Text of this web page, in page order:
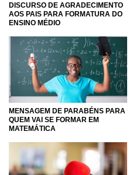
DISCURSO DE AGRADECIMENTO
AOS PAIS PARA FORMATURA DO
ENSINO MÉDIO
MENSAGEM DE PARABÉNS PARA
QUEM VAI SE FORMAR EM
MATEMÁTICA